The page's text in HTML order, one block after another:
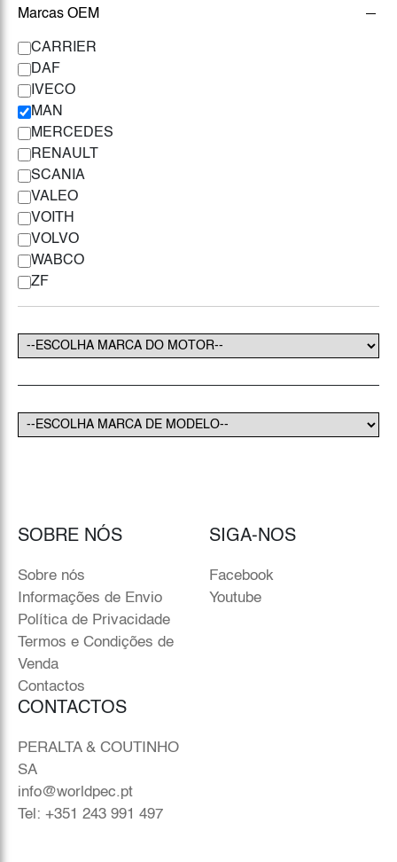
Marcas OEM
CARRIER
DAF
IVECO
MAN
MERCEDES
RENAULT
SCANIA
VALEO
VOITH
VOLVO
WABCO
ZF
SOBRE NÓS
Sobre nós
Informações de Envio
Política de Privacidade
Termos e Condições de
Venda
Contactos
SIGA-NOS
Facebook
Youtube
CONTACTOS
PERALTA & COUTINHO
SA
info@worldpec.pt
Tel: +351 243 991 497